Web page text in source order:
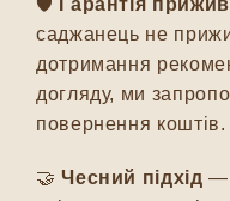
🛡️ Гарантія
саджанець не
дотримання
догляду, ми
повернення коштів.
🤝Чесний підхід —